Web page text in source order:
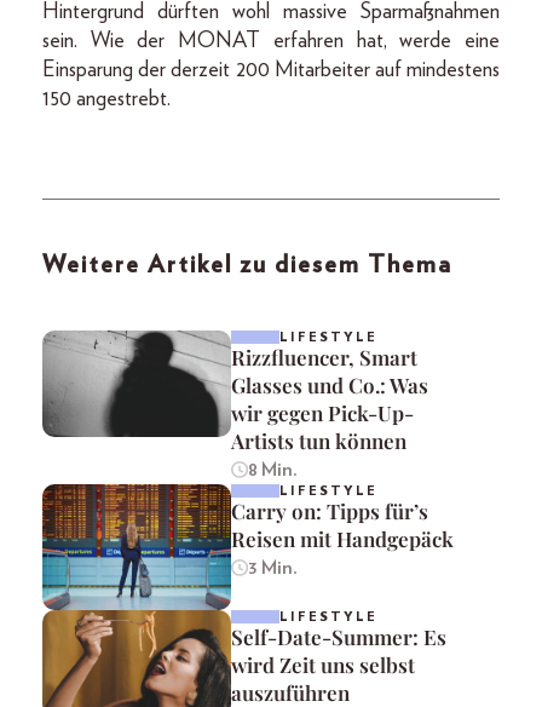
Hintergrund dürften wohl massive Sparmaßnahmen
sein. Wie der MONAT erfahren hat, werde eine
Einsparung der derzeit 200 Mitarbeiter auf mindestens
150 angestrebt.
Weitere Artikel zu diesem Thema
LIFESTYLE
Rizzfluencer, Smart
Glasses und Co.: Was
wir gegen Pick-Up-
Artists tun können
8 Min.
LIFESTYLE
Carry on: Tipps für’s
Reisen mit Handgepäck
3 Min.
LIFESTYLE
Self-Date-Summer: Es
wird Zeit uns selbst
auszuführen